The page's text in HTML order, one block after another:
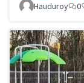
Hauduroy
0